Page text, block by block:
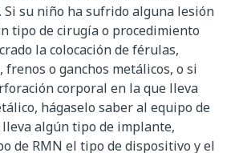
su niño ha sufrido alguna lesión
tipo de cirugía o procedimiento
la colocación de férulas,
o ganchos metálicos, o si
corporal en la que lleva
hágaselo saber al equipo de
lleva algún tipo de implante,
de RMN el tipo de dispositivo y el